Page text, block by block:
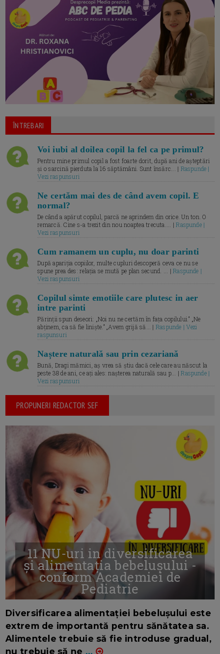
ÎNTREBARI
Voi iubi al doilea copil la fel ca pe primul?
Pentru mine primul copil a fost foarte dorit, după ani de așteptări
și o sarcină pierduta la 16 săptămâni. Sunt însărc... | Raspunde |
Vezi raspunsuri
Ne certăm mai des de când avem copil. E
normal?
De când a apărut copilul, parcă ne aprindem din orice. Un ton. O
remarcă. Cine s-a trezit din nou noaptea trecuta.... |Raspunde |
Vezi raspunsuri
Cum ramanem un cuplu, nu doar parinti
După apariția copiilor, multe cupluri descoperă ceva ce nu se
spune prea des: relația se mută pe plan secund. ... |Raspunde |
Vezi raspunsuri
Copilul simte emotiile care plutesc in aer
intre parinti
Părinții spun deseori: „Noi nu ne certăm în fața copilului.” „Ne
abținem, ca să fie liniște.” „Avem grijă să... | Raspunde | Vezi
raspunsuri
Naștere naturală sau prin cezariană
Bună, Dragi mămici, aș vrea să știu dacă cele care au născut la
peste 38 de ani, ce ați ales: nașterea naturală sau p... |Raspunde |
Vezi raspunsuri
PROPUNERI REDACTOR SEF
11 NU-uri in diversificarea
și alimentația bebelușului -
conform Academiei de
Pediatrie
Diversificarea alimentației bebelușului este
extrem de importantă pentru sănătatea sa.
Alimentele trebuie să fie introduse gradual,
nu trebuie să ne ...